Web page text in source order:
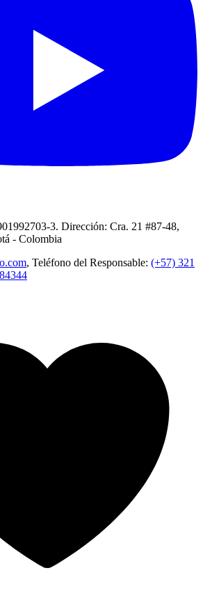
3. Dirección: Cra. 21 #87-48,
- Colombia
, Teléfono del Responsable: (+57) 321